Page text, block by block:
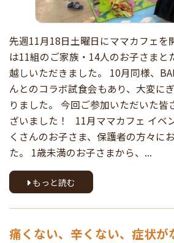
先週11月18日土曜日にママカフェを
は11組のご家族・14人のお子さまと
越しいただきました。 10月同様、
んとのコラボ試食会もあり、大変に
りました。 今回ご参加いただいた皆
ざいました！ 11月ママカフェ イベ
くさんのお子さま、保護者の方々に
た。 1歳未満のお子さまから、...
もっと読む
痛くない、辛くない、症状が